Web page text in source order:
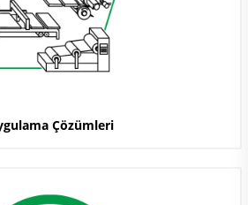
Çözümleri